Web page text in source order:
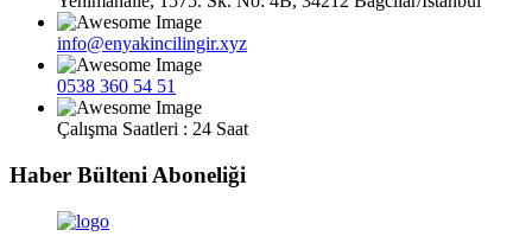
info@enyakincilingir.xyz
0538 360 54 51
Çalışma Saatleri : 24 Saat
Haber Bülteni Aboneliği